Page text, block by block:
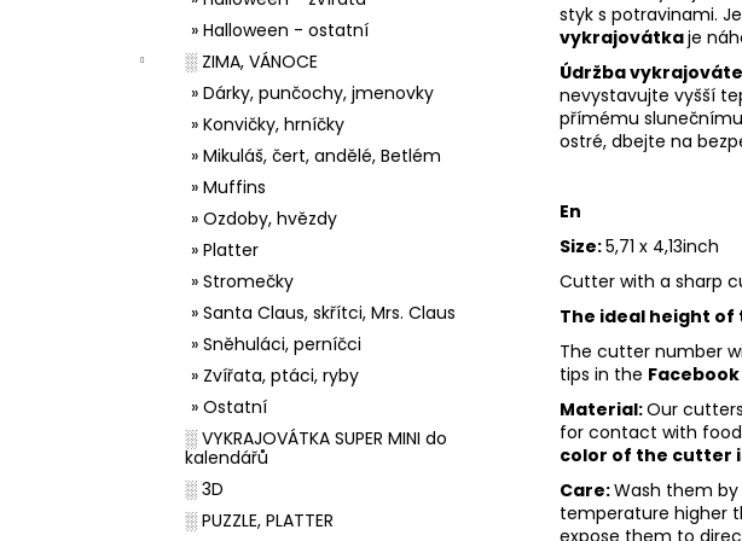
» Halloween - ostatní
░ ZIMA, VÁNOCE
» Dárky, punčochy, jmenovky
» Konvičky, hrníčky
» Mikuláš, čert, andělé, Betlém
» Muffins
» Ozdoby, hvězdy
» Platter
» Stromečky
» Santa Claus, skřítci, Mrs. Claus
» Sněhuláci, perníčci
» Zvířata, ptáci, ryby
» Ostatní
░ VYKRAJOVÁTKA SUPER MINI do
kalendářů
░ 3D
░ PUZZLE, PLATTER
styk s potravinami.
vykrajovátkaje
Údržba
nevystavujte vyšší
přímému
ostré, dbejte na
En
Size:5,71 x 4,13inch
Cutter with a sharp
The ideal height of
The cutter number
tips in the
Material:Our
for contact with
color of the cutter
Care:Wash them
temperature higher
expose them to